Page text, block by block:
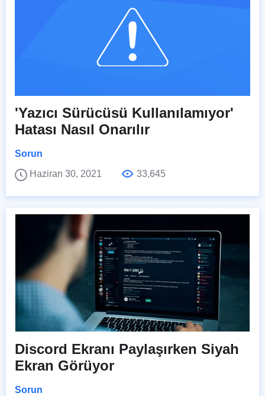
'Yazıcı Sürücüsü Kullanılamıyor'
Hatası Nasıl Onarılır
Sorun
Haziran 30, 2021
33,645
Discord Ekranı Paylaşırken Siyah
Ekran Görüyor
Sorun